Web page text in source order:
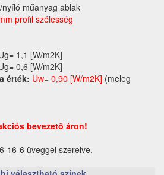
műanyag ablak
profil szélesség
1,1 [W/m2K]
0,6 [W/m2K]
érték: Uw= 0,90 [W/m2K] (meleg
bevezető áron!
16-6 üveggel szerelve.